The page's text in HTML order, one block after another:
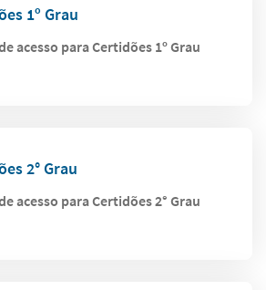
1º Grau
acesso para Certidões 1º Grau
2° Grau
acesso para Certidões 2° Grau